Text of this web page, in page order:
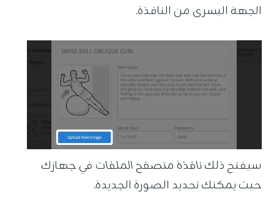
الجهة اليسرى من النافذة.
سيفتح ذلكنافذة متصفح الملفات في جهازك
حيث يمكنك تحديد الصورة الجديدة.